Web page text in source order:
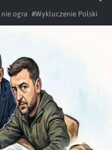
ogra #Wykluczenie Polski